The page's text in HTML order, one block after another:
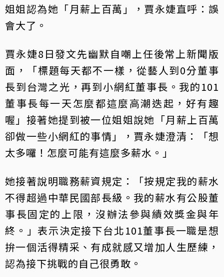
姐姐認為她「月薪上百萬」，賈永婕直呼：誤
會大了。
賈永婕8日發文先幽默自嘲上任後常上新聞版
面，「標題每天都不一樣，從藝人到0分董事
長到台灣之光，再到小網紅董事長。我的101
董事長每一天怎麼都這麼高潮迭起，好有趣
喔」接著她提到被一位姐姐說她「月薪上百萬
卻做一些小網紅的事情」，賈永婕澄清：「想
太多囉！怎麼可能有這麼多薪水。」
她接著說明職務薪資規定：「按規定我的薪水
不得超過中華民國部長級。我的薪水有公股董
事長固定的上限，沒辦法參與績效獎金與年
終。」表示決定接下台北101董事長一職是想
拚一個活得精采、有成就感又增加人生歷練，
認為接下挑戰的自己很勇敢。